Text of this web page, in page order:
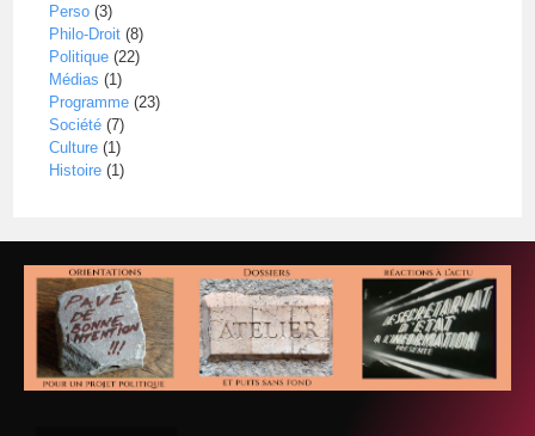
Perso (3)
Philo-Droit (8)
Politique (22)
Médias (1)
Programme (23)
Société (7)
Culture (1)
Histoire (1)